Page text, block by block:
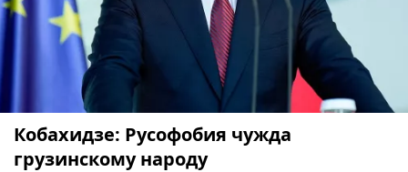
Кобахидзе: Русофобия чужда
грузинскому народу